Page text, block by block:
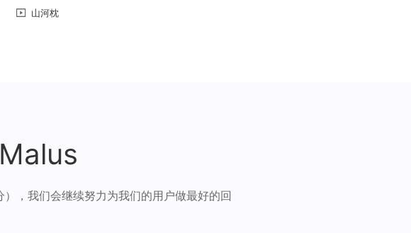
山河枕
，我们会继续努力为我们的用户做最好的回